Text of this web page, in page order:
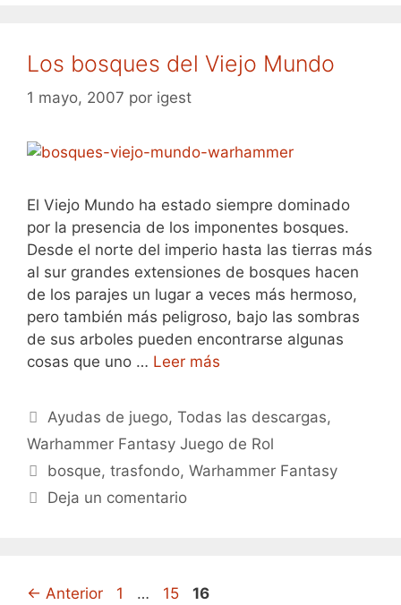
Los bosques del Viejo Mundo
1 mayo, 2007 por igest
El Viejo Mundo ha estado siempre dominado
por la presencia de los imponentes bosques.
Desde el norte del imperio hasta las tierras más
al sur grandes extensiones de bosques hacen
de los parajes un lugar a veces más hermoso,
pero también más peligroso, bajo las sombras
de sus arboles pueden encontrarse algunas
cosas que uno … Leer más
Categorías
Ayudas de juego,Todas las descargas,
Warhammer Fantasy Juego de Rol
Etiquetas
bosque,trasfondo,Warhammer Fantasy
Deja un comentario
← Anterior Página
1 … Página
15 Página
16